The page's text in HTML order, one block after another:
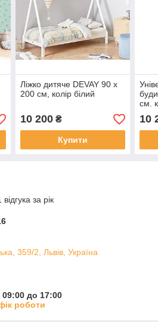
Ліжко дитяче DEVAY 90 x
200 см, колір білий
10 200₴
Купити
см.
10
за рік
359/2, Львів, Україна
до 17:00
роботи